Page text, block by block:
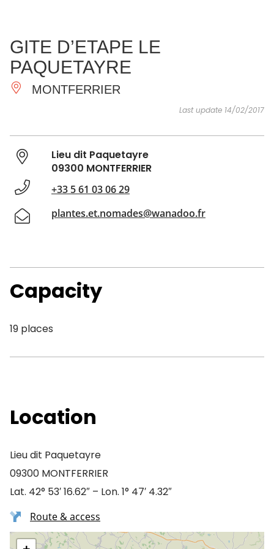
ESSENTIAL
AND
DO
INSPIRATIONS
GITE D’ETAPE LE
PAQUETAYRE
MONTFERRIER
Last update 14/02/2017
Lieu dit Paquetayre
09300 MONTFERRIER
+33 5 61 03 06 29
plantes.et.nomades@wanadoo.fr
Capacity
19 places
Location
Lieu dit Paquetayre
09300 MONTFERRIER
Lat. 42° 53′ 16.62″ – Lon. 1° 47′ 4.32″
Route & access